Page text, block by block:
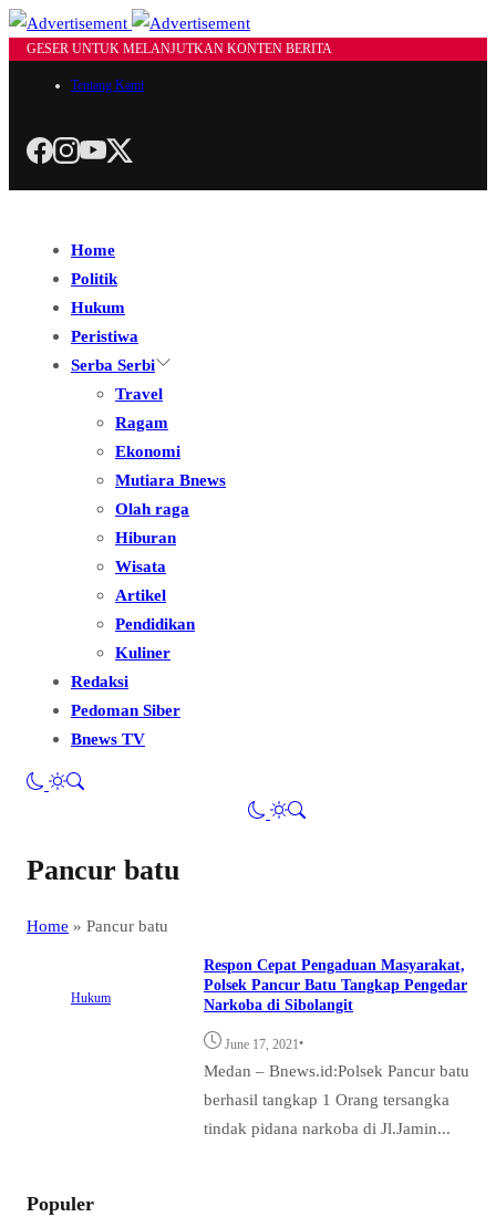
GESER UNTUK MELANJUTKAN KONTEN BERITA
Tentang Kami
Home
Politik
Hukum
Peristiwa
Serba Serbi
Travel
Ragam
Ekonomi
Mutiara Bnews
Olah raga
Hiburan
Wisata
Artikel
Pendidikan
Kuliner
Redaksi
Pedoman Siber
Bnews TV
Pancur batu
Home » Pancur batu
Hukum
Respon Cepat Pengaduan Masyarakat,
Polsek Pancur Batu Tangkap Pengedar
Narkoba di Sibolangit
June 17, 2021•
Medan – Bnews.id:Polsek Pancur batu
berhasil tangkap 1 Orang tersangka
tindak pidana narkoba di Jl.Jamin...
Populer